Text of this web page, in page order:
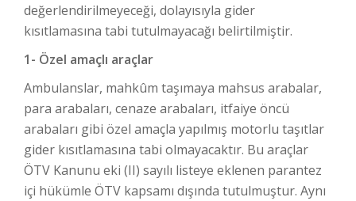
değerlendirilmeyeceği, dolayısıyla gider
kısıtlamasına tabi tutulmayacağı belirtilmiştir.
1- Özel amaçlı araçlar
Ambulanslar, mahkûm taşımaya mahsus arabalar,
para arabaları, cenaze arabaları, itfaiye öncü
arabaları gibi özel amaçla yapılmış motorlu taşıtlar
gider kısıtlamasına tabi olmayacaktır. Bu araçlar
ÖTV Kanunu eki (II) sayılı listeye eklenen parantez
içi hükümle ÖTV kapsamı dışında tutulmuştur. Aynı